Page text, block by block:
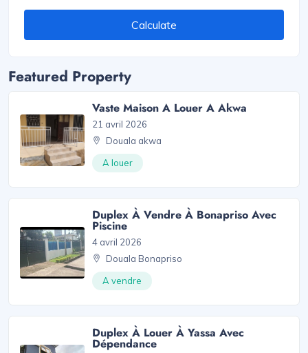
Calculate
Featured Property
Vaste Maison A Louer A Akwa
21 avril 2026
Douala akwa
A louer
Duplex À Vendre À Bonapriso Avec
Piscine
4 avril 2026
Douala Bonapriso
A vendre
Duplex À Louer À Yassa Avec
Dépendance